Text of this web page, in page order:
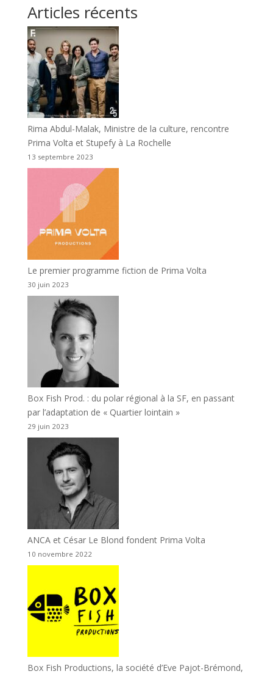
Articles récents
Rima Abdul-Malak, Ministre de la culture, rencontre
Prima Volta et Stupefy à La Rochelle
13 septembre 2023
Le premier programme fiction de Prima Volta
30 juin 2023
Box Fish Prod. : du polar régional à la SF, en passant
par l’adaptation de « Quartier lointain »
29 juin 2023
ANCA et César Le Blond fondent Prima Volta
10 novembre 2022
Box Fish Productions, la société d’Eve Pajot-Brémond,